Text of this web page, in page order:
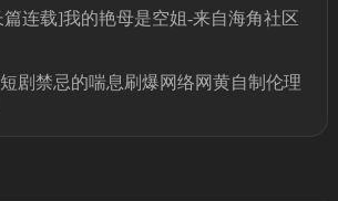
篇连载]我的艳母是空姐-来自海角社区
剧禁忌的喘息刷爆网络网黄自制伦理